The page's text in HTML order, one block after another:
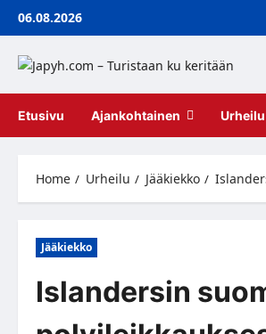
Skip06.08.2026
Etusivu Ajankohtainen Urheilu
Home Urheilu Jääkiekko
Jääkiekko
Islandersin